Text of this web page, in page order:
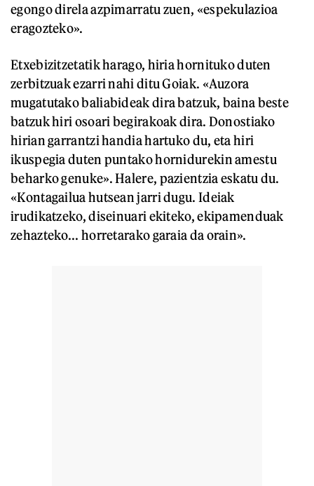
egongo direla azpimarratu zuen, «espekulazioa
eragozteko».
Etxebizitzetatik harago, hiria hornituko duten
zerbitzuak ezarri nahi ditu Goiak. «Auzora
mugatutako baliabideak dira batzuk, baina beste
batzuk hiri osoari begirakoak dira. Donostiako
hirian garrantzi handia hartuko du, eta hiri
ikuspegia duten puntako hornidurekin amestu
beharko genuke». Halere, pazientzia eskatu du.
«Kontagailua hutsean jarri dugu. Ideiak
irudikatzeko, diseinuari ekiteko, ekipamenduak
zehazteko... horretarako garaia da orain».